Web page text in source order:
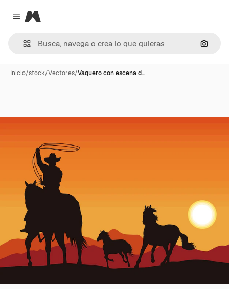
Close menu
Magnific
Inicio/stock/Vectores/Vaquero con escena d…